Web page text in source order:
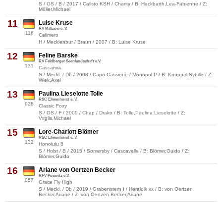
S / OS / B / 2017 / Calisto KSH / Charity / B: Hackbarth,Lea-Fabienne / Z:
Möller,Michael
11
116
Luise Kruse
RV Miltzow e. V.
Calimero
H / Mecklenbur / Braun / 2007 / B: Luise Kruse
12
131
Feline Barske
RV Feldberger Seenlandschaft e.V.
Cassamia
S / Meckl. / Db / 2008 / Capo Cassione / Monopol P / B: Knüppel,Sybille / Z:
Wiek,Axel
13
028
Paulina Lieselotte Tolle
RSC Elmenhorst e. V.
Classic Foxy
S / OS / F / 2009 / Chap / Drako / B: Tolle,Paulina Lieselotte / Z:
Virgils,Michael
15
132
Lore-Charlott Blömer
RSC Elmenhorst e. V.
Honolulu 8
S / Holst / B / 2015 / Somersby / Cascavelle / B: Blömer,Guido / Z:
Blömer,Guido
16
057
Ariane von Oertzen Becker
RFV Poseritz e.V.
Grace Fly High
S / Meckl. / Db / 2019 / Grabenstern I / Heraldik xx / B: von Oertzen
Becker,Ariane / Z: von Oertzen Becker,Ariane